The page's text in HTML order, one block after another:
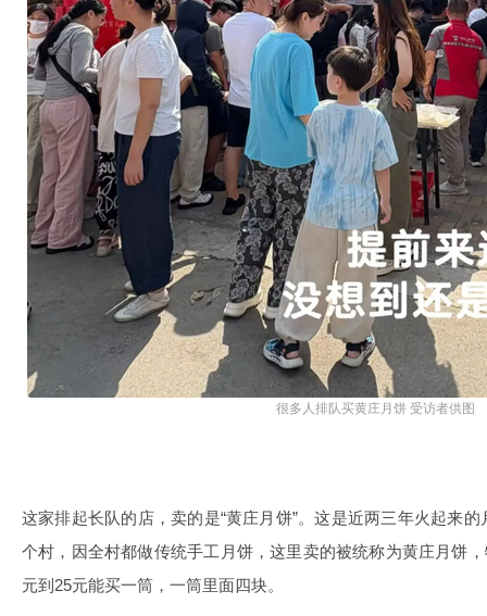
很多人排队买黄庄月饼 受访者供图
这家排起长队的店，卖的是“黄庄月饼”。这是近两三年火起来
个村，因全村都做传统手工月饼，这里卖的被统称为黄庄月饼
元到25元能买一筒，一筒里面四块。